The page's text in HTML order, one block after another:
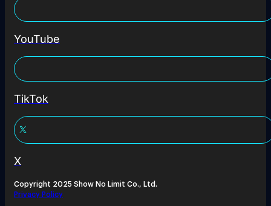
YouTube
TikTok
X
Copyright 2025 Show No Limit Co., Ltd.
Privacy Policy